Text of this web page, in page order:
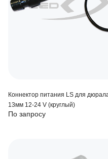
Коннектор питания LS для
13мм 12-24 V (круглый)
По запросу